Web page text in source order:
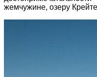
жемчужине, озеру